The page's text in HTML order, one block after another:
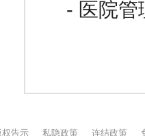
权告示 私隐政策 连结政策